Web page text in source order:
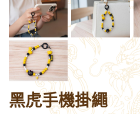
黑虎手機掛繩